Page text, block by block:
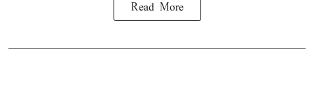
Read More